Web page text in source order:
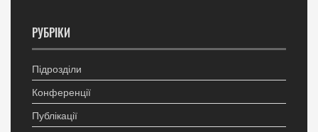
РУБРІКИ
Підрозділи
Конференції
Публікації